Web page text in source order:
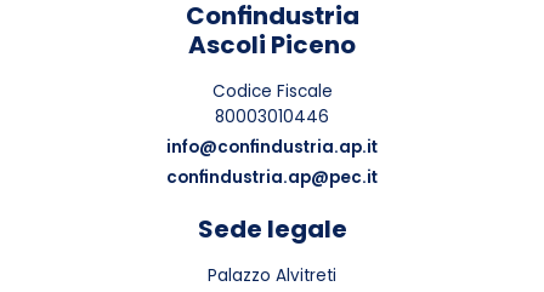
Confindustria
Ascoli Piceno
Codice Fiscale
80003010446
info@confindustria.ap.it
confindustria.ap@pec.it
Sede legale
Palazzo Alvitreti